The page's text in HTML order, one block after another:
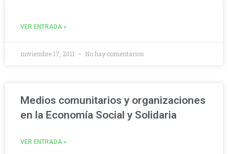
VER ENTRADA »
noviembre 17, 2011 No hay comentarios
Medios comunitarios y organizaciones
en la Economía Social y Solidaria
VER ENTRADA »